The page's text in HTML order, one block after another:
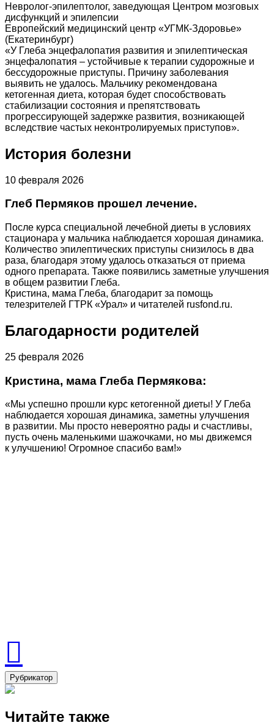
Невролог-эпилептолог, заведующая Центром мозговых
дисфункций и эпилепсии
Европейский медицинский центр «УГМК-Здоровье»
(Екатеринбург)
«У Глеба энцефалопатия развития и эпилептическая
энцефалопатия – устойчивые к терапии судорожные и
бессудорожные приступы. Причину заболевания
выявить не удалось. Мальчику рекомендована
кетогенная диета, которая будет способствовать
стабилизации состояния и препятствовать
прогрессирующей задержке развития, возникающей
вследствие частых неконтролируемых приступов».
История болезни
10 февраля 2026
Глеб Пермяков прошел лечение.
После курса специальной лечебной диеты в условиях
стационара у мальчика наблюдается хорошая динамика.
Количество эпилептических приступы снизилось в два
раза, благодаря этому удалось отказаться от приема
одного препарата. Также появились заметные улучшения
в общем развитии Глеба.
Кристина, мама Глеба, благодарит за помощь
телезрителей ГТРК «Урал» и читателей rusfond.ru.
Благодарности родителей
25 февраля 2026
Кристина, мама Глеба Пермякова:
«Мы успешно прошли курс кетогенной диеты! У Глеба
наблюдается хорошая динамика, заметны улучшения
в развитии. Мы просто невероятно рады и счастливы,
пусть очень маленькими шажочками, но мы движемся
к улучшению! Огромное спасибо вам!»
Рубрикатор
Читайте также